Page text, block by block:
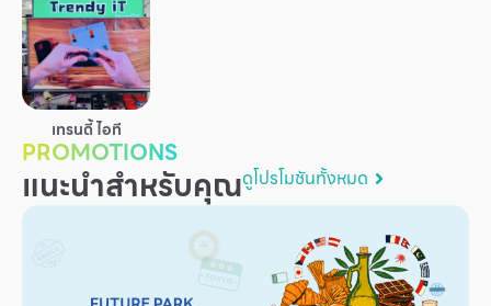
Superstores
สมาชิก F-MEMBER
กิจกรรมและโปรโมชั่น
ข้อเสนอพิเศษ
สำหรับนักท่องเที่ยว
เทรนดี้ ไอที
PROMOTIONS
แนะนำสำหรับคุณดูโปรโมชันทั้งหมด